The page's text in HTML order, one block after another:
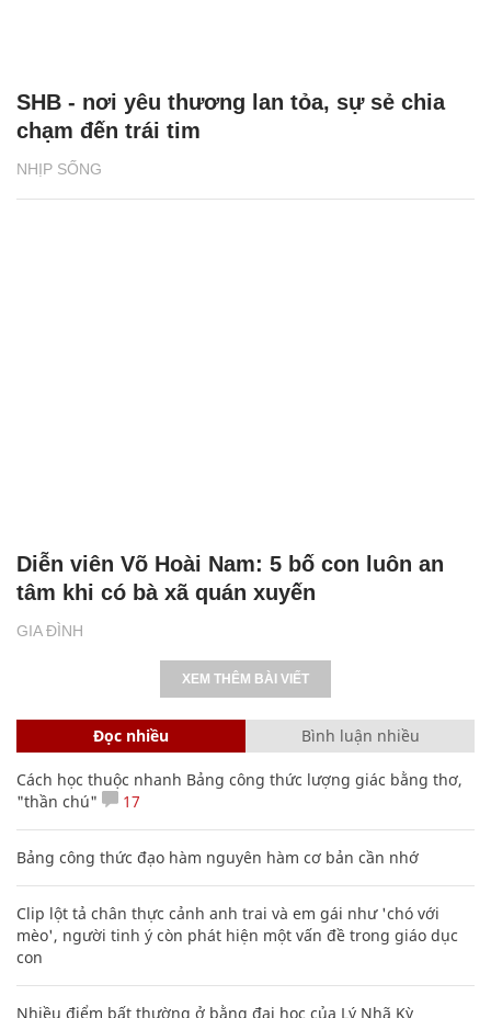
NHỊP SỐNG
SHB - nơi yêu thương lan tỏa, sự sẻ chia
chạm đến trái tim
GIA ĐÌNH
Diễn viên Võ Hoài Nam: 5 bố con luôn an
tâm khi có bà xã quán xuyến
XEM THÊM BÀI VIẾT
Đọc nhiều Bình luận nhiều
Cách học thuộc nhanh Bảng công thức lượng giác bằng thơ,
"thần chú"
17
Bảng công thức đạo hàm nguyên hàm cơ bản cần nhớ
Clip lột tả chân thực cảnh anh trai và em gái như 'chó với
mèo', người tinh ý còn phát hiện một vấn đề trong giáo dục
con
Nhiều điểm bất thường ở bằng đại học của Lý Nhã Kỳ